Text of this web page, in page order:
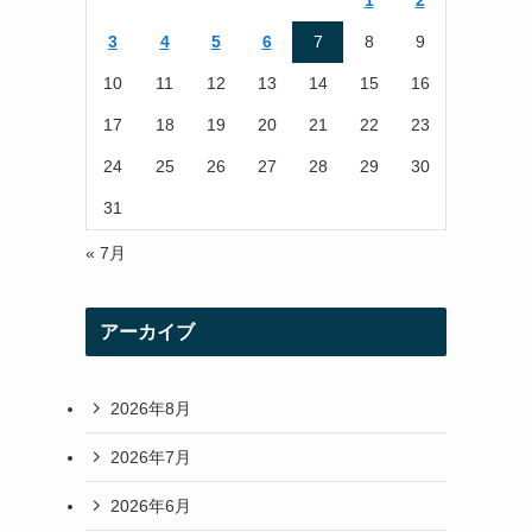
3 4 5 6 7 8 9
10 11 12 13 14 15 16
17 18 19 20 21 22 23
24 25 26 27 28 29 30
31
« 7月
アーカイブ
2026年8月
2026年7月
2026年6月